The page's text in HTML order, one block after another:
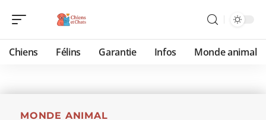
Chiens Félins Garantie Infos Monde animal
MONDE ANIMAL